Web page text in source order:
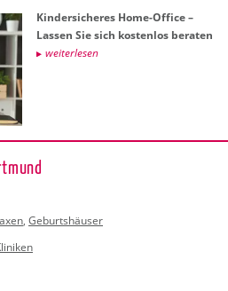
Kin­der­si­che­res Home-Of­fice –
Las­sen Sie sich kos­ten­los be­ra­ten
wei­ter­le­sen
, Geburtshäuser